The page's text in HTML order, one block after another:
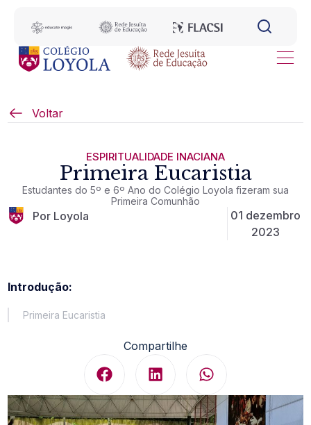
Voltar
ESPIRITUALIDADE INACIANA
Primeira Eucaristia
Estudantes do 5º e 6º Ano do Colégio Loyola fizeram sua
Primeira Comunhão
Por Loyola
01 dezembro
2023
Introdução:
Primeira Eucaristia
Compartilhe